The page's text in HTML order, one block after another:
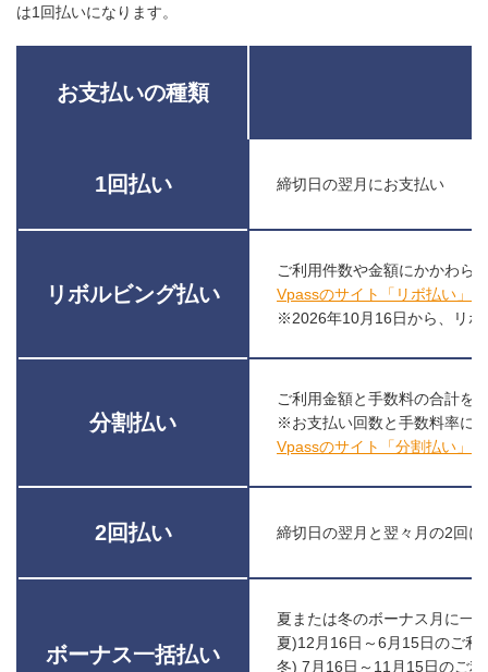
※Google、 Android、 Google Pay は Google LLC の商標です。
は1回払いになります。
お支払いの種類
1回払い 締切日の翌月にお支払い
リボルビング払い
ご利用件数や金額にかかわら
Vpassのサイト「リボ払い」
※2026年10月16日から、リボ
分割払い
ご利用金額と手数料の合計を
※お支払い回数と手数料率に
Vpassのサイト「分割払い」
2回払い 締切日の翌月と翌々月の2回
ボーナス一括払い
夏または冬のボーナス月に一
夏)12月16日～6月15日のご利
冬) 7月16日～11月15日のご